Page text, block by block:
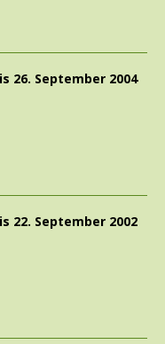
26. September 2004
22. September 2002